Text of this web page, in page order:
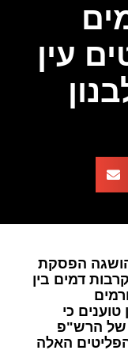
עין
הושגה הפסקת
דמים בין
כי
של הרש"פ
האלה